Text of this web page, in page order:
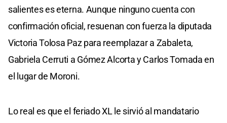
salientes es eterna. Aunque ninguno cuenta con
confirmación oficial, resuenan con fuerza la diputada
Victoria Tolosa Paz para reemplazar a Zabaleta,
Gabriela Cerruti a Gómez Alcorta y Carlos Tomada en
el lugar de Moroni.
Lo real es que el feriado XL le sirvió al mandatario